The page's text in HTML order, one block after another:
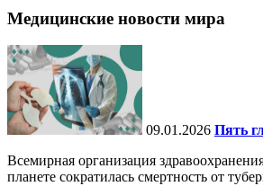
Медицинские новости мира
09.01.2026 Пять
Всемирная организация
планете сократилась смертность от